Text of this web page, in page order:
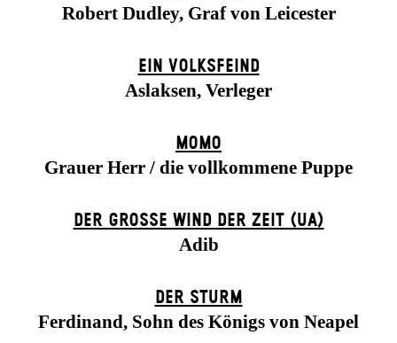
Robert Dudley, Graf von Leicester
EIN VOLKS­FEIND
Aslaksen, Verleger
MOMO
Grauer Herr / die vollkommene Puppe
DER GROSSE WIND DER ZEIT (UA)
Adib
DER STURM
Ferdinand, Sohn des Königs von Neapel